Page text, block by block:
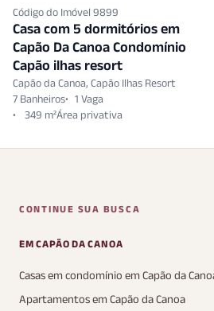
Código do Imóvel 9899
Casa com 5 dormitórios em
Capão Da Canoa Condomínio
Capão ilhas resort
Capão da Canoa, Capão Ilhas Resort
7 Banheiros
1 Vaga
349 m²
CONTINUE SUA BUSCA
EM CAPÃO DA CANOA
Casas em condomínio em Capão da
Apartamentos em Capão da Canoa